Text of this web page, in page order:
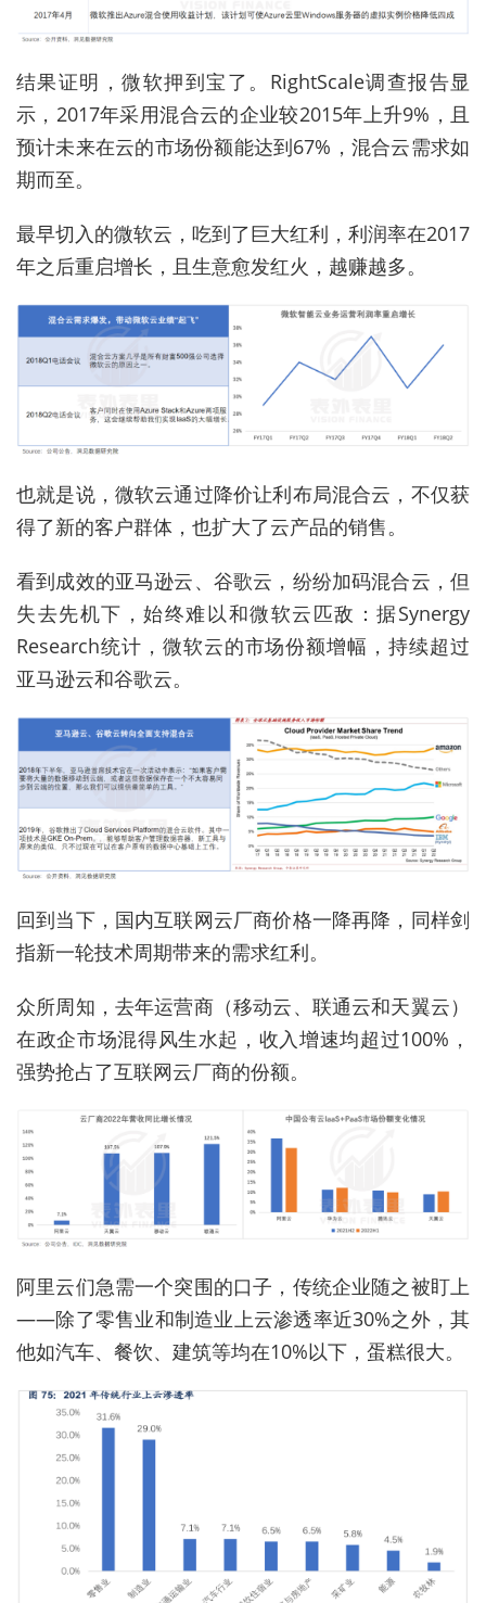
结果证明，微软押到宝了。RightScale调查报告显
示，2017年采用混合云的企业较2015年上升9%，且
预计未来在云的市场份额能达到67%，混合云需求如
期而至。
最早切入的微软云，吃到了巨大红利，利润率在2017
年之后重启增长，且生意愈发红火，越赚越多。
也就是说，微软云通过降价让利布局混合云，不仅获
得了新的客户群体，也扩大了云产品的销售。
看到成效的亚马逊云、谷歌云，纷纷加码混合云，但
失去先机下，始终难以和微软云匹敌：据Synergy
Research统计，微软云的市场份额增幅，持续超过
亚马逊云和谷歌云。
回到当下，国内互联网云厂商价格一降再降，同样剑
指新一轮技术周期带来的需求红利。
众所周知，去年运营商（移动云、联通云和天翼云）
在政企市场混得风生水起，收入增速均超过100%，
强势抢占了互联网云厂商的份额。
阿里云们急需一个突围的口子，传统企业随之被盯上
——除了零售业和制造业上云渗透率近30%之外，其
他如汽车、餐饮、建筑等均在10%以下，蛋糕很大。